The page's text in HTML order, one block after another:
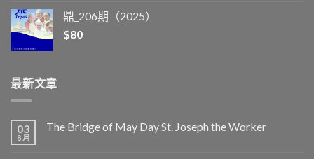
鼎_206期（2025）
$80
最新文章
03
8 月
The Bridge of May Day St. Joseph the Worker